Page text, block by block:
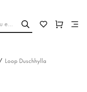
Loop Duschhylla